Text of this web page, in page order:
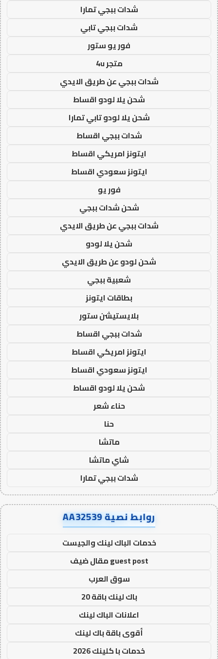
شدات ببجي تمارا
شدات ببجي تابي
فور يو ستور
متجر 4u
شدات ببجي عن طريق الايدي
شحن يلا لودو اقساط
شحن يلا لودو تابي تمارا
شدات ببجي اقساط
ايتونز امريكي اقساط
ايتونز سعودي اقساط
فور يو
شحن شدات ببجي
شدات ببجي عن طريق الايدي
شحن يلا لودو
شحن لودو عن طريق الايدي
شعبية ببجي
بطاقات ايتونز
بلايستيشن ستور
شدات ببجي اقساط
ايتونز امريكي اقساط
ايتونز سعودي اقساط
شحن يلا لودو اقساط
حناء شعر
حنا
ماتشا
شاي ماتشا
شدات ببجي تمارا
روابط نصية AA32539
خدمات الباك لينك والجيست
guest post مقال ضيف
سوق العرب
باك لينك باقة 20
اعلانات الباك لينك
أقوى باقة باك لينك
خدمات با كلينك 2026